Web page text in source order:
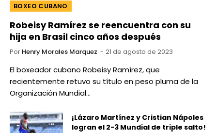
BOXEO CUBANO
Robeisy Ramírez se reencuentra con su
hija en Brasil cinco años después
Por Henry Morales Marquez 21 de agosto de 2023
El boxeador cubano Robeisy Ramírez, que
recientemente retuvo su título en peso pluma de la
Organización Mundial…
¡Lázaro Martínez y Cristian Nápoles
logran el 2-3 Mundial de triple salto!